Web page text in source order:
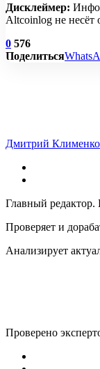
Дисклеймер:
Altcoinlog не несёт
0 576
Поделиться
Дмитрий Клименко
Главный редактор.
Проверяет и
Анализирует
Проверено